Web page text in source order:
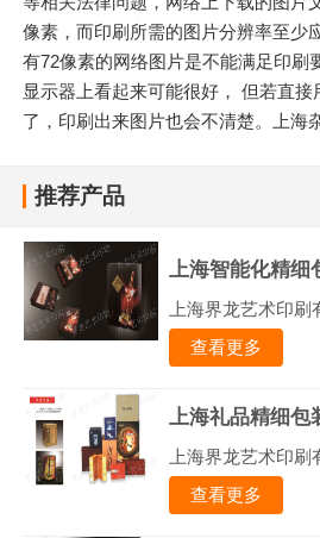
像素，而印刷所需的图片分辨率至少
有72像素的网络图片是不能满足印刷
显示器上看起来可能很好， 但若直
了，印刷出来图片也会不清楚。上海
推荐产品
上海智能化精细
上海界龙艺术印刷
查看更多
上海礼品精细包
上海界龙艺术印刷
查看更多